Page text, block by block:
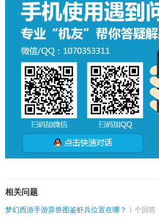
相关问题
梦幻西游手游异兽图鉴虾兵位置在哪？ 1 个回答